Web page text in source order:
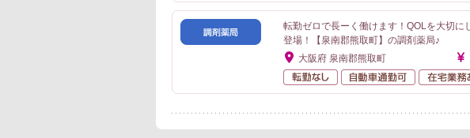
転勤ゼロで長ーく働けます！QOLを大切
登場！【泉南郡熊取町】の調剤薬局♪
大阪府 泉南郡熊取町
転勤なし
自動車通勤